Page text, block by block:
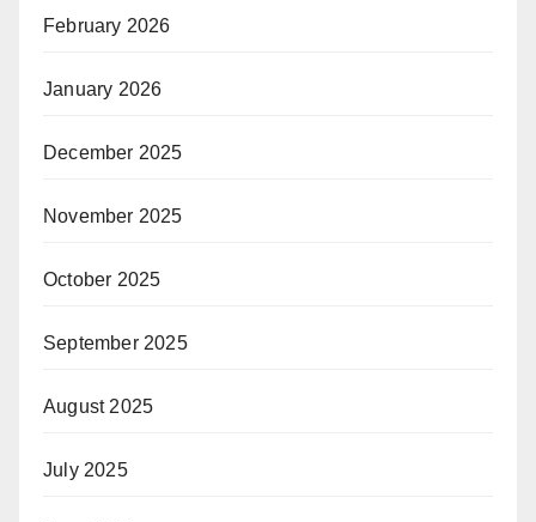
February 2026
January 2026
December 2025
November 2025
October 2025
September 2025
August 2025
July 2025